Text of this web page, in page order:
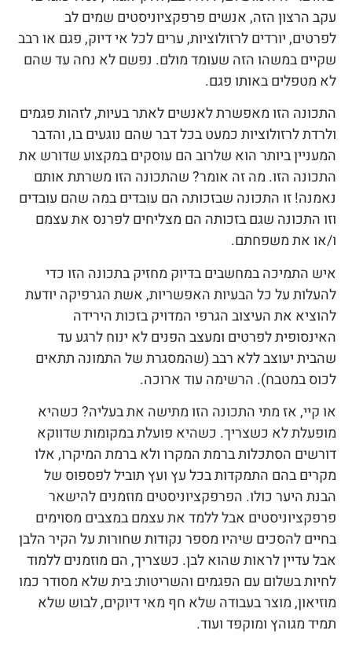
עקב הרצון הזה, אנשים פרפקציוניסטים שמים לב
לפרטים, יורדים לרזולוציות, ערים לכל אי דיוק, פגם או רבב
שקיים במשהו הזה שעומד מולם. נפשם לא נחה עד שהם
לא מטפלים באותו פגם.
התכונה הזו מאפשרת לאנשים לאתר בעיות, לזהות פגמים
ולרדת לרזולוציות כמעט בכל דבר שהם נוגעים בו, והדבר
המעניין ביותר הוא שלרוב הם עוסקים במקצוע שדורש את
התכונה הזו. מה זה אומר? שהתכונה הזו משרתת אותם
נאמנה! זו התכונה שבזכותה הם עובדים במה שהם עובדים
וזו התכונה שגם בזכותה הם מצליחים לפרנס את עצמם
ו/או את משפחתם.
איש התמיכה במחשבים בדיוק מחזיק בתכונה הזו כדי
להעלות על כל הבעיות האפשריות, אשת הגרפיקה יודעת
להוציא את העיצוב הגרפי המדויק בזכות הירידה
האינסופית לפרטים ומעצב הפנים לא ינוח לרגע עד
שהבית יעוצב ללא רבב (שהמסגרת של התמונה תתאים
לכוס במטבח). הרשימה עוד ארוכה.
או קיי, אז מתי התכונה הזו מתישה את בעליה? כשהיא
מופעלת לא כשצריך. כשהיא פועלת במקומות שדווקא
דורשים הסתכלות ברמת המקרו ולא ברמת המיקרו, אלו
מקרים בהם התמקדות בכל עץ ועץ תוביל לפספוס של
הבנת היער כולו. הפרפקציוניסטים מוזמנים להישאר
פרפקציוניסטים אבל ללמד את עצמם במצבים מסוימים
בחיים להסכים שיהיו מספר נקודות שחורות על הקיר הלבן
אבל עדיין לראות שהוא לבן. כשצריך, הם מוזמנים ללמוד
לחיות בשלום עם הפגמים והשריטות: בית שלא מסודר כמו
מוזיאון, מוצר בעבודה שלא חף מאי דיוקים, לבוש שלא
תמיד מגוהץ ומוקפד ועוד.